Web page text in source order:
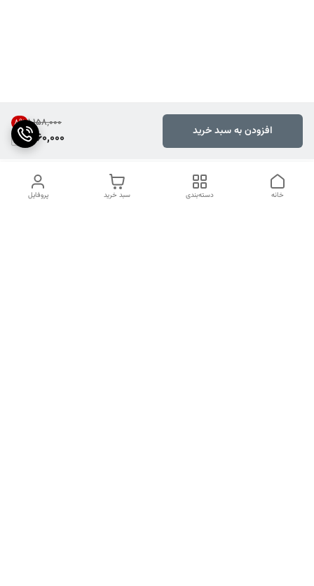
۱٬۱۵۸٬۰۰۰ 8%
1,060,000 افزودن به سبد خرید
پروفایل سبد خرید دسته‌بندی خانه